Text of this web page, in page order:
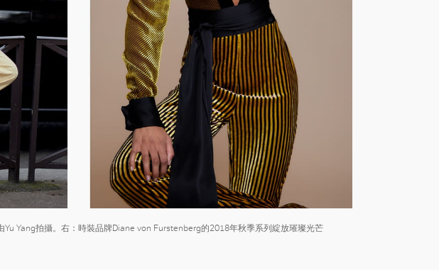
Yang拍攝。右：時裝品牌Diane von Furstenberg的2018年秋季系列綻放璀璨光芒